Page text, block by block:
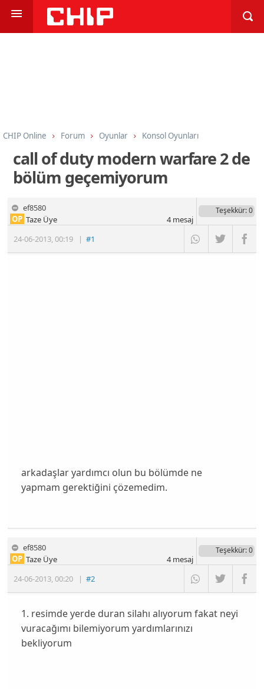
CHIP Online Forum Oyunlar Konsol Oyunları
call of duty modern warfare 2 de
bölüm geçemiyorum
ef8580
24-06-2013,00:19 |#1
OP Taze Üye
Teşekkür: 0
4mesaj
arkadaşlar yardımcı olun bu bölümde ne
yapmam gerektiğini çözemedim.
ef8580
24-06-2013,00:20 |#2
OP Taze Üye
Teşekkür: 0
4mesaj
1. resimde yerde duran silahı alıyorum fakat neyi
vuracağımı bilemiyorum yardımlarınızı
bekliyorum